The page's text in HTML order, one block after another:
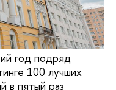
год подряд
100 лучших
в пятый раз